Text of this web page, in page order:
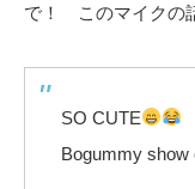
で！ このマイクの
SO CUTE
Bogummy show